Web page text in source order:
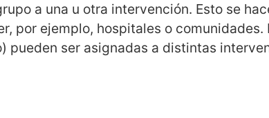
a una u otra intervención. Esto se
por ejemplo, hospitales o comunidades.
pueden ser asignadas a distintas